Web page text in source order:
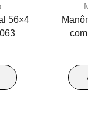
56×4